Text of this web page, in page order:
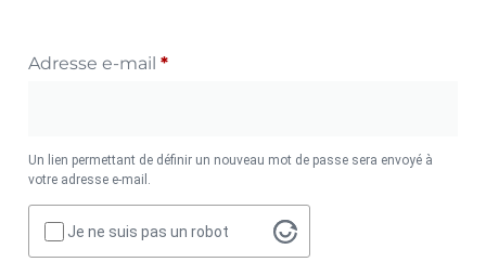
Adresse e-mail *
Un lien permettant de définir un nouveau mot de passe sera envoyé à
votre adresse e-mail.
Je ne suis pas un robot